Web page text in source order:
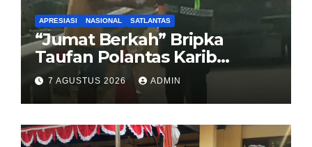
APRESIASI NASIONAL SATLANTAS
“Jumat Berkah” Bripka
Taufan Polantas Karib
Bagikan Nasi Kotak untuk
Sopir Truk yang Mogok di KM
00 Pondok Aren
7 AGUSTUS 2026 ADMIN